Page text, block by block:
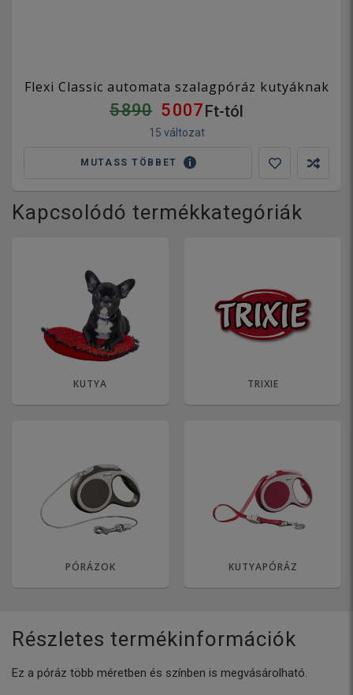
Flexi Classic automata szalagpóráz kutyáknak
5 890 5 007 Ft-tól
15 változat
MUTASS TÖBBET
Kapcsolódó termékkategóriák
KUTYA TRIXIE
PÓRÁZOK KUTYAPÓRÁZ
Részletes termékinformációk
Ez a póráz több méretben és színben is megvásárolható.